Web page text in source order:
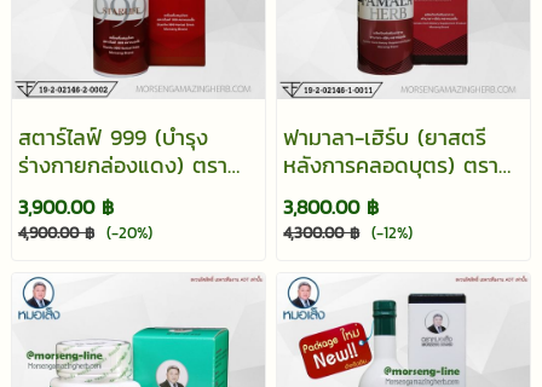
สตาร์ไลฟ์ 999 (บำรุง
ร่างกายกล่องแดง) ตรา
หมอเส็ง
3,900.00 ฿
4,900.00 ฿ (-20%)
ฟามาลา-เฮิร์บ (ยาสตรี
หลังการคลอดบุตร) ตรา
หมอเส็ง
3,800.00 ฿
4,300.00 ฿ (-12%)